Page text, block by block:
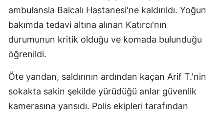
ambulansla Balcalı Hastanesi'ne kaldırıldı. Yoğun
bakımda tedavi altına alınan Katırcı'nın
durumunun kritik olduğu ve komada bulunduğu
öğrenildi.
Öte yandan, saldırının ardından kaçan Arif T.'nin
sokakta sakin şekilde yürüdüğü anlar güvenlik
kamerasına yansıdı. Polis ekipleri tarafından